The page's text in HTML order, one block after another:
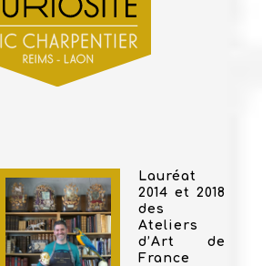
Lauréat
2014 et 2018
des
Ateliers
d’Art de
France